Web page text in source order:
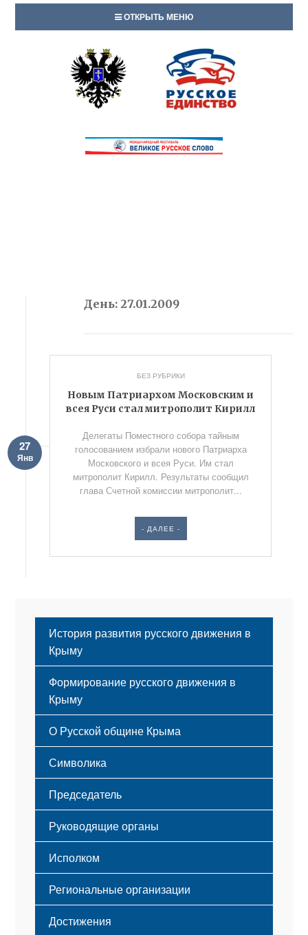
ОТКРЫТЬ МЕНЮ
День:27.01.2009
БЕЗ РУБРИКИ
Новым Патриархом Московским и
всея Руси стал митрополит Кирилл
27
Янв
Делегаты Поместного собора тайным
голосованием избрали нового Патриарха
Московского и всея Руси. Им стал
митрополит Кирилл. Результаты сообщил
глава Счетной комиссии митрополит...
- ДАЛЕЕ -
История развития русского движения в
Крыму
Формирование русского движения в
Крыму
Русский Крым
О Русской общине Крыма
Этапы становления
Принципы деятельности
Структура
Мероприятия
Символика
Флаг
Герб
Гимн
Председатель
Руководящие органы
Исполком
Региональные организации
Достижения